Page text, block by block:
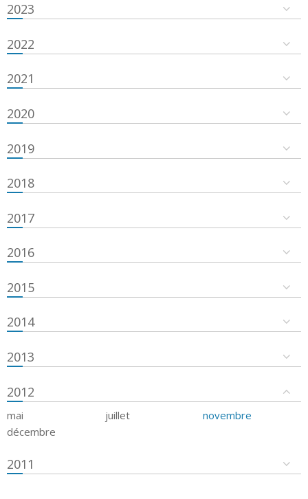
2023
2022
2021
2020
2019
2018
2017
2016
2015
2014
2013
2012
mai juillet
novembre
décembre
2011